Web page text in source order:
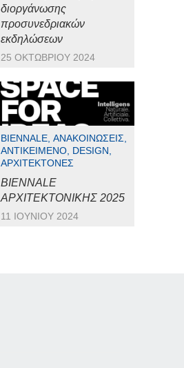
διοργάνωσης
προσυνεδριακών
εκδηλώσεων
25 ΟΚΤΩΒΡΊΟΥ 2024
BIENNALE, ΑΝΑΚΟΙΝΏΣΕΙΣ,
ΑΝΤΙΚΕΊΜΕΝΟ, DESIGN,
ΑΡΧΙΤΈΚΤΟΝΕΣ
BIENNALE
ΑΡΧΙΤΕΚΤΟΝΙΚΗΣ 2025
11 ΙΟΥΝΊΟΥ 2024